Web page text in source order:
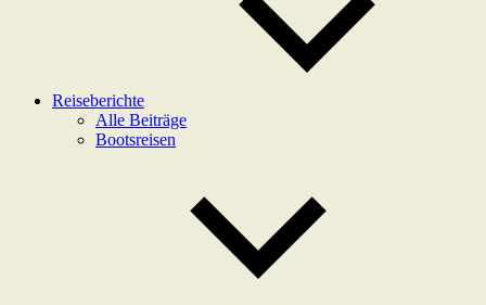
Reiseberichte
Alle Beiträge
Bootsreisen